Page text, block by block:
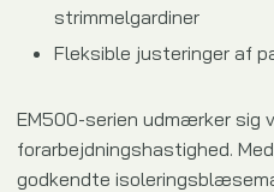
strimmelgardiner
Fleksible justeringer af
EM500-serien udmærker sig
forarbejdningshastighed.
godkendte